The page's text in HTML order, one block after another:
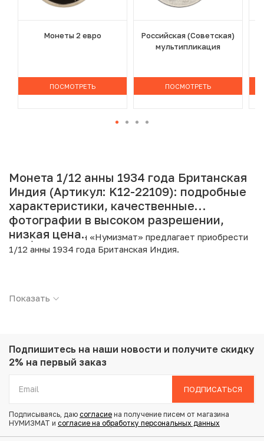
Монеты 2 евро
ПОСМОТРЕТЬ
Российская (Советская)
мультипликация
ПОСМОТРЕТЬ
Монета 1/12 анны 1934 года Британская
Индия (Артикул: K12-22109): подробные
характеристики, качественные
фотографии в высоком разрешении,
низкая цена.
Интернет магазин «Нумизмат» предлагает приобрести
1/12 анны 1934 года Британская Индия.
Страна: Индия (Британская)
Вес: 1.6 г
Диаметр: 17.4 мм
Состояние: XF
Купить 1/12 анны 1934 года Британская Индия по
привлекательной цене можно в нашем интернет-
Показать
Подпишитесь на наши новости и получите скидку
2% на первый заказ
ПОДПИСАТЬСЯ
Подписываясь, даю согласие на получение писем от магазина
НУМИЗМАТ и согласие на обработку персональных данных